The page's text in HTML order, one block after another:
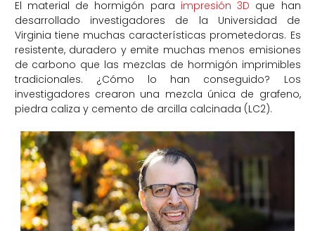
El material de hormigón para impresión 3D que han
desarrollado investigadores de la Universidad de
Virginia tiene muchas características prometedoras. Es
resistente, duradero y emite muchas menos emisiones
de carbono que las mezclas de hormigón imprimibles
tradicionales. ¿Cómo lo han conseguido? Los
investigadores crearon una mezcla única de grafeno,
piedra caliza y cemento de arcilla calcinada (LC2).